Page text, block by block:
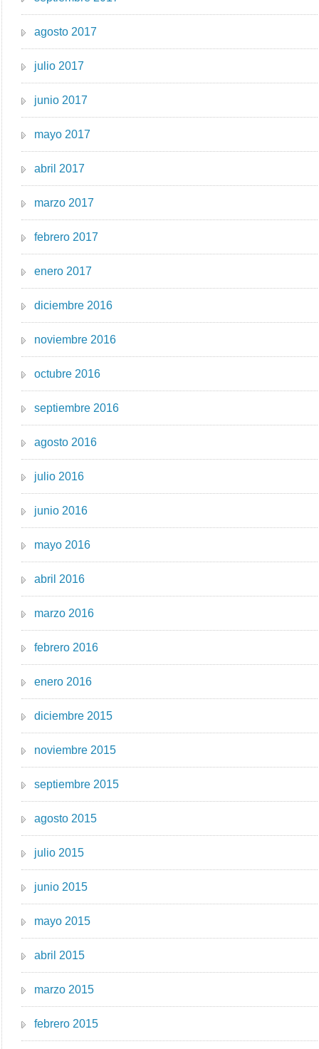
agosto 2017
julio 2017
junio 2017
mayo 2017
abril 2017
marzo 2017
febrero 2017
enero 2017
diciembre 2016
noviembre 2016
octubre 2016
septiembre 2016
agosto 2016
julio 2016
junio 2016
mayo 2016
abril 2016
marzo 2016
febrero 2016
enero 2016
diciembre 2015
noviembre 2015
septiembre 2015
agosto 2015
julio 2015
junio 2015
mayo 2015
abril 2015
marzo 2015
febrero 2015